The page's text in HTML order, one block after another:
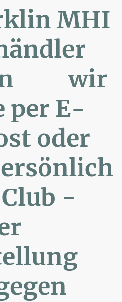
MHI
wir
per E-
oder
-